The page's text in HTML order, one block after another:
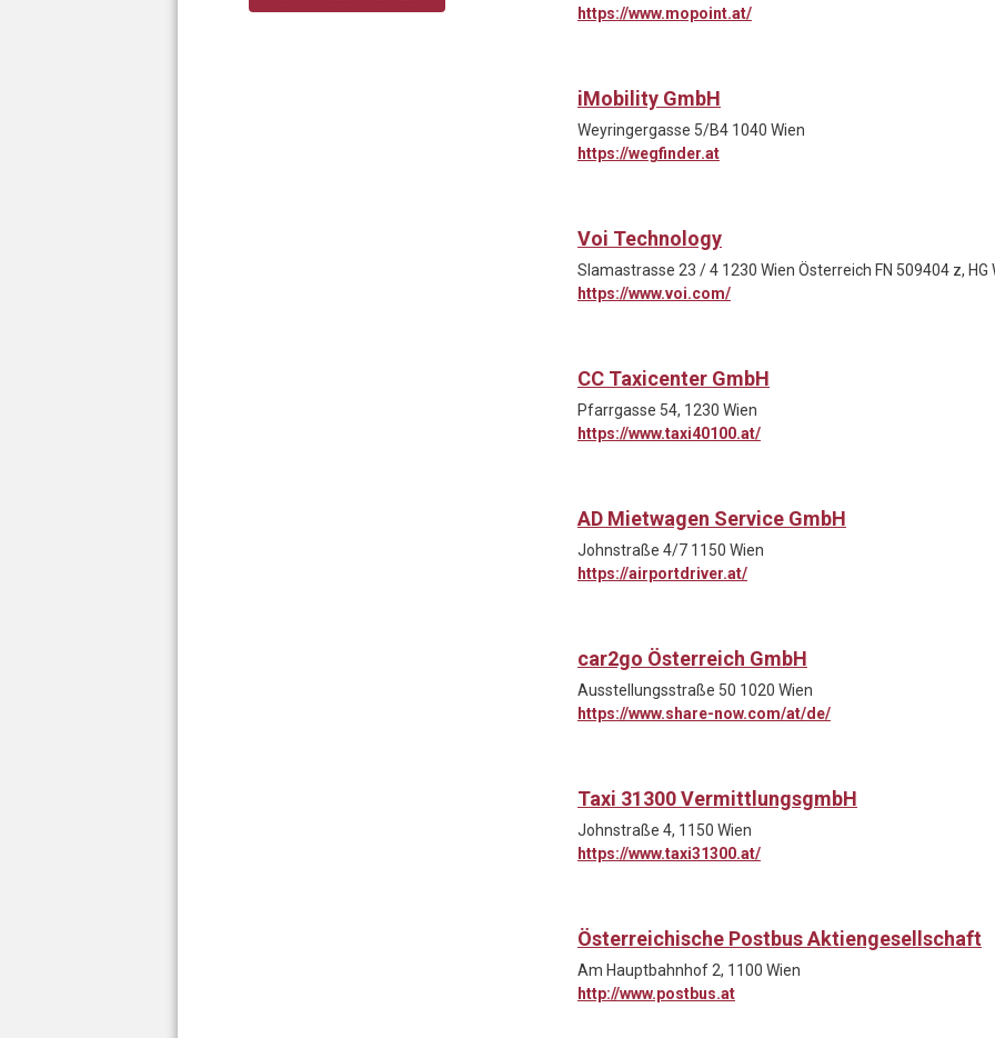
https://www.mopoint.at/
iMobility GmbH
Weyringergasse 5/B4 1040 Wien
https://wegfinder.at
Voi Technology
Slamastrasse 23 / 4 1230 Wien Österreich FN 509404 z, HG
https://www.voi.com/
CC Taxicenter GmbH
Pfarrgasse 54, 1230 Wien
https://www.taxi40100.at/
AD Mietwagen Service GmbH
Johnstraße 4/7 1150 Wien
https://airportdriver.at/
car2go Österreich GmbH
Ausstellungsstraße 50 1020 Wien
https://www.share-now.com/at/de/
Taxi 31300 VermittlungsgmbH
Johnstraße 4, 1150 Wien
https://www.taxi31300.at/
Österreichische Postbus Aktiengesellschaft
Am Hauptbahnhof 2, 1100 Wien
http://www.postbus.at